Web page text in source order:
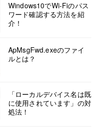
Windows10でWi-Fiのパス
ワード確認する方法を紹
介！
ApMsgFwd.exeのファイ
ルとは？
「ローカルデバイス名は既
に使用されています」の対
処法！